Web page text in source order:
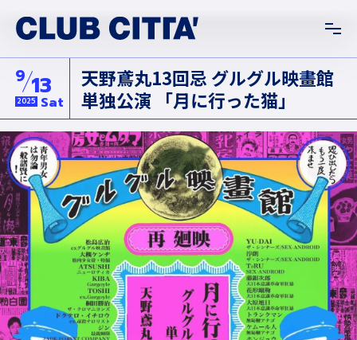
9 13
2025 Sat
天野鳶丸13回忌 グルグル映畫館
単独公演 「月に行った猫」